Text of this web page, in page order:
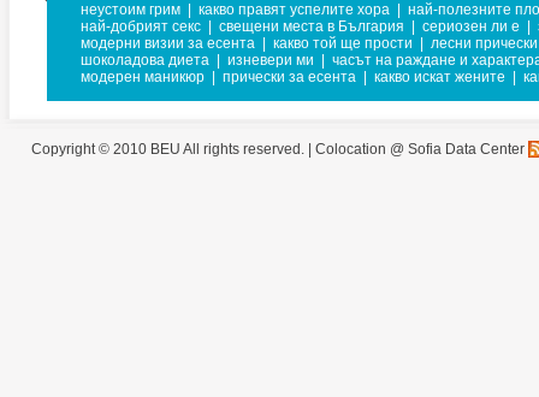
неустоим грим какво правят успелите хора
най-полезните
най-добрият секс
свещени места в България сериозен ли е
модерни визии за есента
какво той ще прости
лесни прически
шоколадова диета
изневери ми
часът на раждане и
модерен маникюр
прически за есента какво искат жените
Copyright © 2010 BEU All rights reserved. | Colocation @ Sofia Data Center